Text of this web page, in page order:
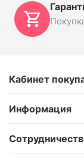
Кабинет
Информация